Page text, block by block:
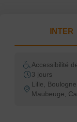
INTER
Accessibilité
3 jours
Lille,
Maubeuge,